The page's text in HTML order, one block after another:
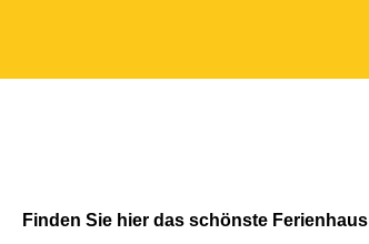
Finden Sie hier das schönste Ferienhaus